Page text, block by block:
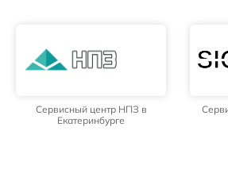
Сервисный центр НПЗ в
Екатеринбурге